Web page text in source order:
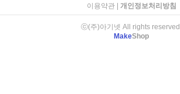
이용약관| 개인정보처리방침
ⓒ(주)아기넷 All rights reserved.
MakeShop